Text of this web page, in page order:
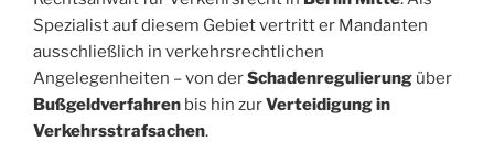
Spezialist auf diesem Gebiet vertritt er Mandanten
ausschließlich in verkehrsrechtlichen
Angelegenheiten – von derSchadenregulierung über
Bußgeldverfahren bis hin zurVerteidigung in
Verkehrsstrafsachen.